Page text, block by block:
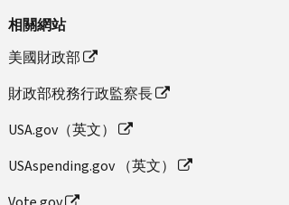
相關網站
美國財政部
財政部稅務行政監察長
USA.gov（英文）
USAspending.gov （英文）